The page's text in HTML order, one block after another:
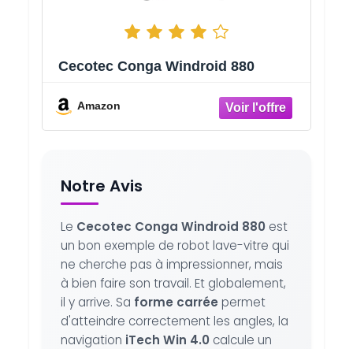
Cecotec Conga Windroid 880
Amazon
Notre Avis
Le Cecotec Conga Windroid 880 est
un bon exemple de robot lave-vitre qui
ne cherche pas à impressionner, mais
à bien faire son travail. Et globalement,
il y arrive. Sa forme carrée permet
d'atteindre correctement les angles, la
navigation iTech Win 4.0 calcule un